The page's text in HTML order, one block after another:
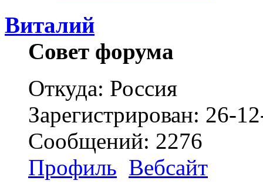
Виталий
Совет форума
Откуда: Россия
Зарегистрирован: 26-
Сообщений: 2276
Профиль Вебсайт